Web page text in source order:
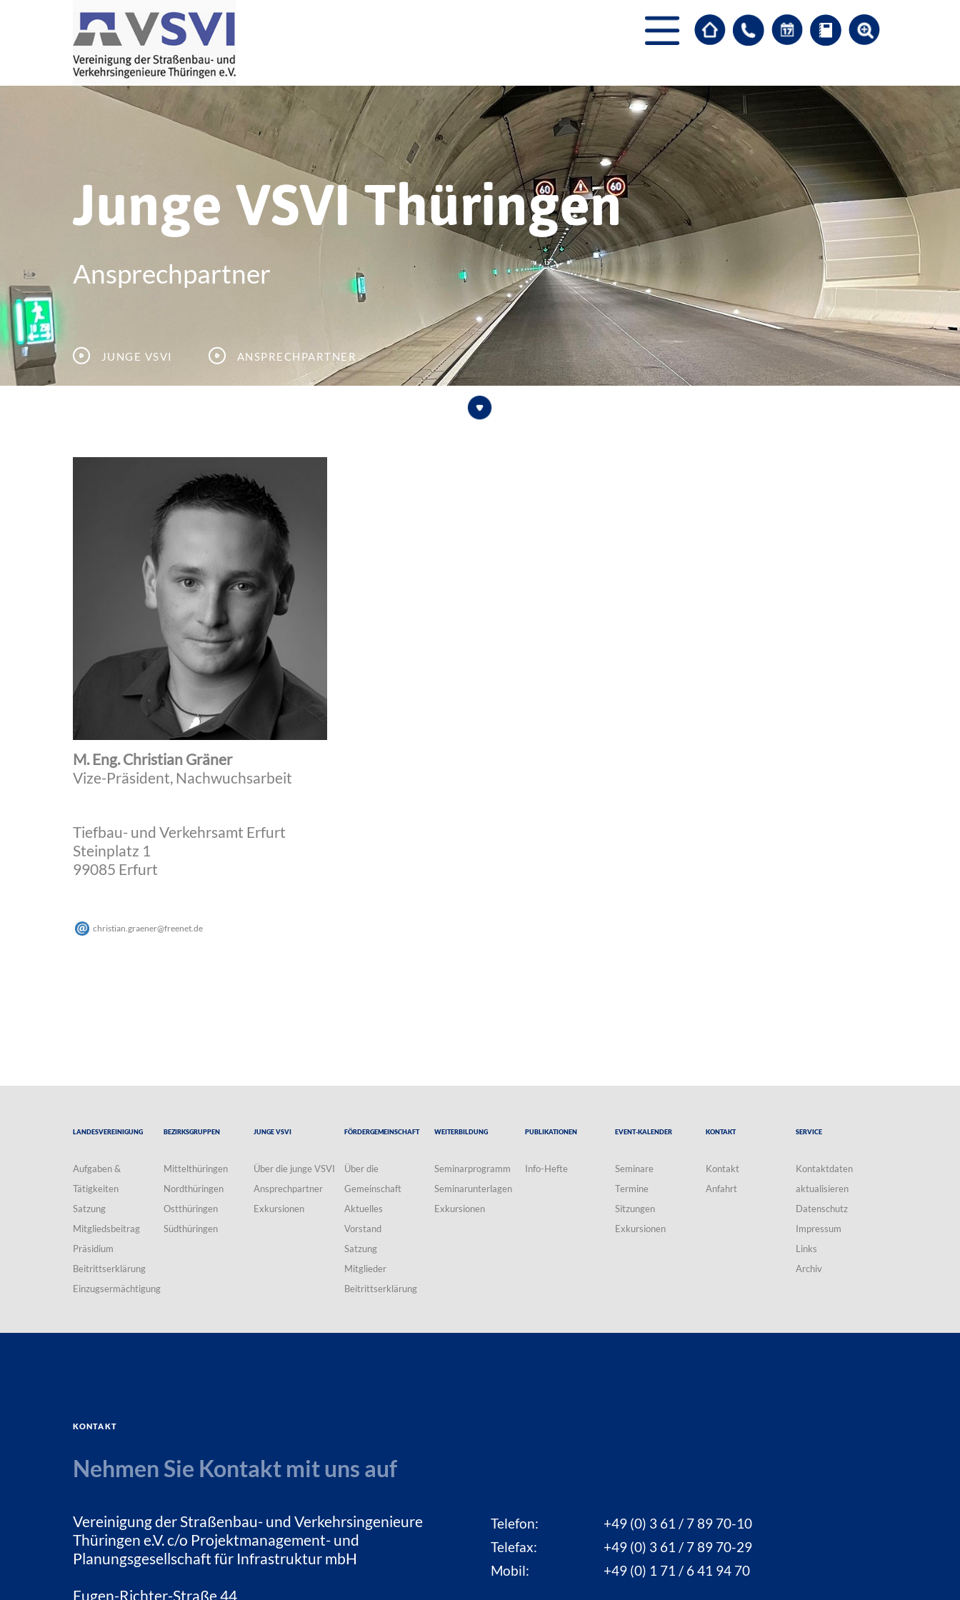
Junge VSVI Thüringen
Ansprechpartner
Junge VSVI Ansprechpartner
M. Eng. Christian Gräner
Vize-Präsident, Nachwuchsarbeit
Tiefbau- und Verkehrsamt Erfurt
Steinplatz 1
99085 Erfurt
christian.graener@freenet de
Landesvereinigung
Aufgaben &
Tätigkeiten
Satzung
Mitgliedsbeitrag
Präsidium
Beitrittserklärung
Einzugsermächtigung
Bezirksgruppen
Mittelthüringen
Nordthüringen
Ostthüringen
Südthüringen
Junge VSVI
Über die junge VSVI
Ansprechpartner
Exkursionen
Fördergemeinschaft
Über die
Gemeinschaft
Aktuelles
Vorstand
Satzung
Mitglieder
Beitrittserklärung
Weiterbildung
Seminarprogramm
Seminarunterlagen
Exkursionen
Publikationen
Info-Hefte
Event-Kalender
Seminare
Termine
Sitzungen
Exkursionen
Kontakt
Kontakt
Anfahrt
Service
Kontaktdaten
aktualisieren
Datenschutz
Impressum
Links
Archiv
Kontakt
Nehmen Sie Kontakt mit uns auf
Vereinigung der Straßenbau- und Verkehrsingenieure
Thüringen e.V. c/o Projektmanagement- und
Planungsgesellschaft für Infrastruktur mbH
Eugen-Richter-Straße 44
Telefon:
+49 (0) 3 61 / 7 89 70-10
Telefax:
+49 (0) 3 61 / 7 89 70-29
Mobil:
+49 (0) 1 71 / 6 41 94 70